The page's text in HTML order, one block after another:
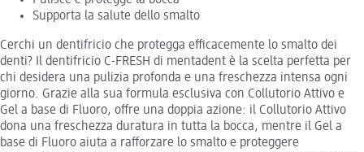
Supporta la salute dello smalto
Cerchi un dentifricio che protegga efficacemente lo smalto dei
denti? Il dentifricio C-FRESH di mentadent è la scelta perfetta per
chi desidera una pulizia profonda e una freschezza intensa ogni
giorno. Grazie alla sua formula esclusiva con Collutorio Attivo e
Gel a base di Fluoro, offre una doppia azione: il Collutorio Attivo
dona una freschezza duratura in tutta la bocca, mentre il Gel a
base di Fluoro aiuta a rafforzare lo smalto e proteggere